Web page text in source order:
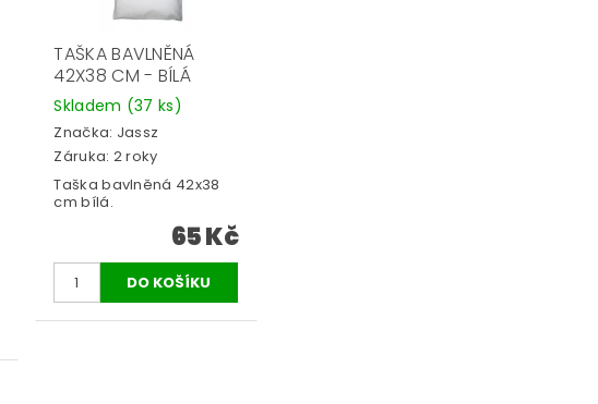
TAŠKA BAVLNĚNÁ
42X38 CM - BÍLÁ
Skladem (37 ks)
Značka: Jassz
Záruka: 2 roky
Taška bavlněná 42x38
cm bílá.
65 Kč